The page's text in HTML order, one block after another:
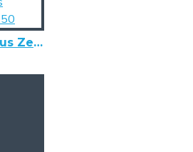
Mini rekuperatorius Zehnder ComfoSpot 50